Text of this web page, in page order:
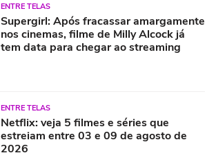
ENTRE TELAS
Supergirl: Após fracassar amargamente
nos cinemas, filme de Milly Alcock já
tem data para chegar ao streaming
ENTRE TELAS
Netflix: veja 5 filmes e séries que
estreiam entre 03 e 09 de agosto de
2026